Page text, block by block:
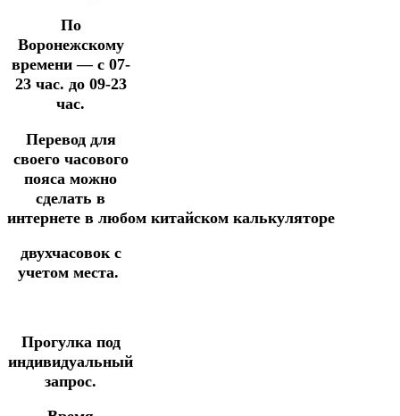
По
Воронежскому
времени — с 07-
23 час. до 09-23
час.
Перевод для
своего часового
пояса можно
сделать в
интернете в любом китайском калькуляторе
двухчасовок с
учетом места.
Прогулка под
индивидуальный
запрос.